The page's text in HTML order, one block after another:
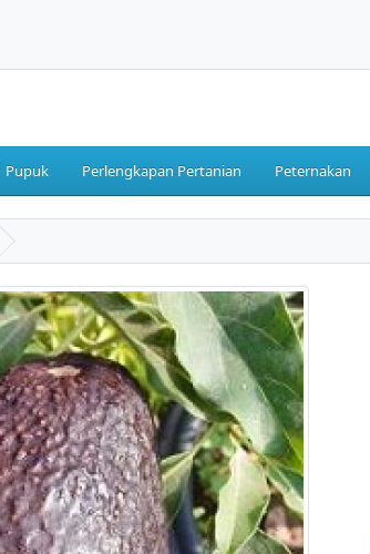
Pupuk Perlengkapan Pertanian Peternakan